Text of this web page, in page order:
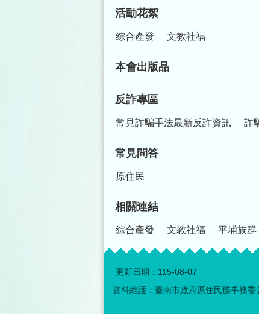
活動花絮
綜合產發 文教社福
本會出版品
反詐專區
常見詐騙手法最新反詐資訊 詐
常見問答
原住民
相關連結
綜合產發 文教社福 平埔族群
更新日期： 115-08-07
資料維護：臺南市政府原住民族事務委